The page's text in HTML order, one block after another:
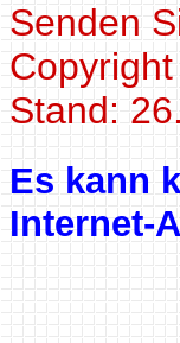
Senden
Stand:
Es kann
Internet-